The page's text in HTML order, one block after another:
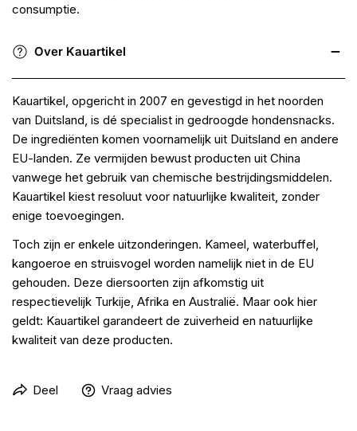
consumptie.
Over Kauartikel
Kauartikel, opgericht in 2007 en gevestigd in het noorden
van Duitsland, is dé specialist in gedroogde hondensnacks.
De ingrediënten komen voornamelijk uit Duitsland en andere
EU-landen. Ze vermijden bewust producten uit China
vanwege het gebruik van chemische bestrijdingsmiddelen.
Kauartikel kiest resoluut voor natuurlijke kwaliteit, zonder
enige toevoegingen.
Toch zijn er enkele uitzonderingen. Kameel, waterbuffel,
kangoeroe en struisvogel worden namelijk niet in de EU
gehouden. Deze diersoorten zijn afkomstig uit
respectievelijk Turkije, Afrika en Australië. Maar ook hier
geldt: Kauartikel garandeert de zuiverheid en natuurlijke
kwaliteit van deze producten.
Deel Vraag advies